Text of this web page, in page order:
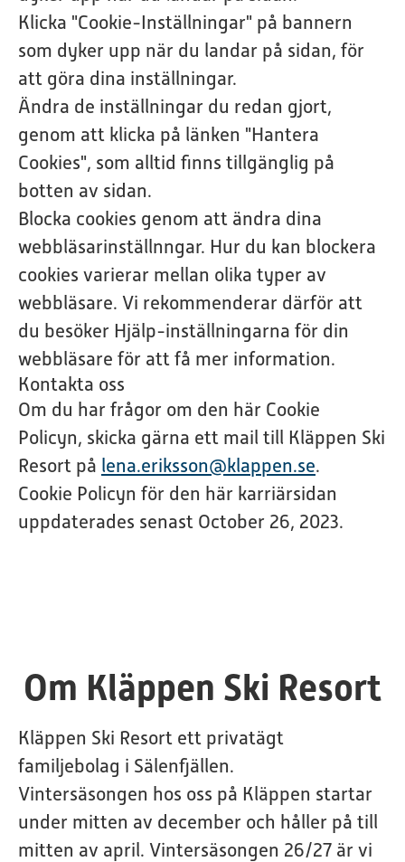
Klicka "Cookie-Inställningar" på bannern
som dyker upp när du landar på sidan, för
att göra dina inställningar.
Ändra de inställningar du redan gjort,
genom att klicka på länken "Hantera
Cookies", som alltid finns tillgänglig på
botten av sidan.
Blocka cookies genom att ändra dina
webbläsarinställnngar. Hur du kan blockera
cookies varierar mellan olika typer av
webbläsare. Vi rekommenderar därför att
du besöker Hjälp-inställningarna för din
webbläsare för att få mer information.
Kontakta oss
Om du har frågor om den här Cookie
Policyn, skicka gärna ett mail till Kläppen Ski
Resort på lena.eriksson@klappen.se.
Cookie Policyn för den här karriärsidan
uppdaterades senast October 26, 2023.
Om Kläppen Ski Resort
Kläppen Ski Resort ett privatägt
familjebolag i Sälenfjällen.
Vintersäsongen hos oss på Kläppen startar
under mitten av december och håller på till
mitten av april. Vintersäsongen 26/27 är vi